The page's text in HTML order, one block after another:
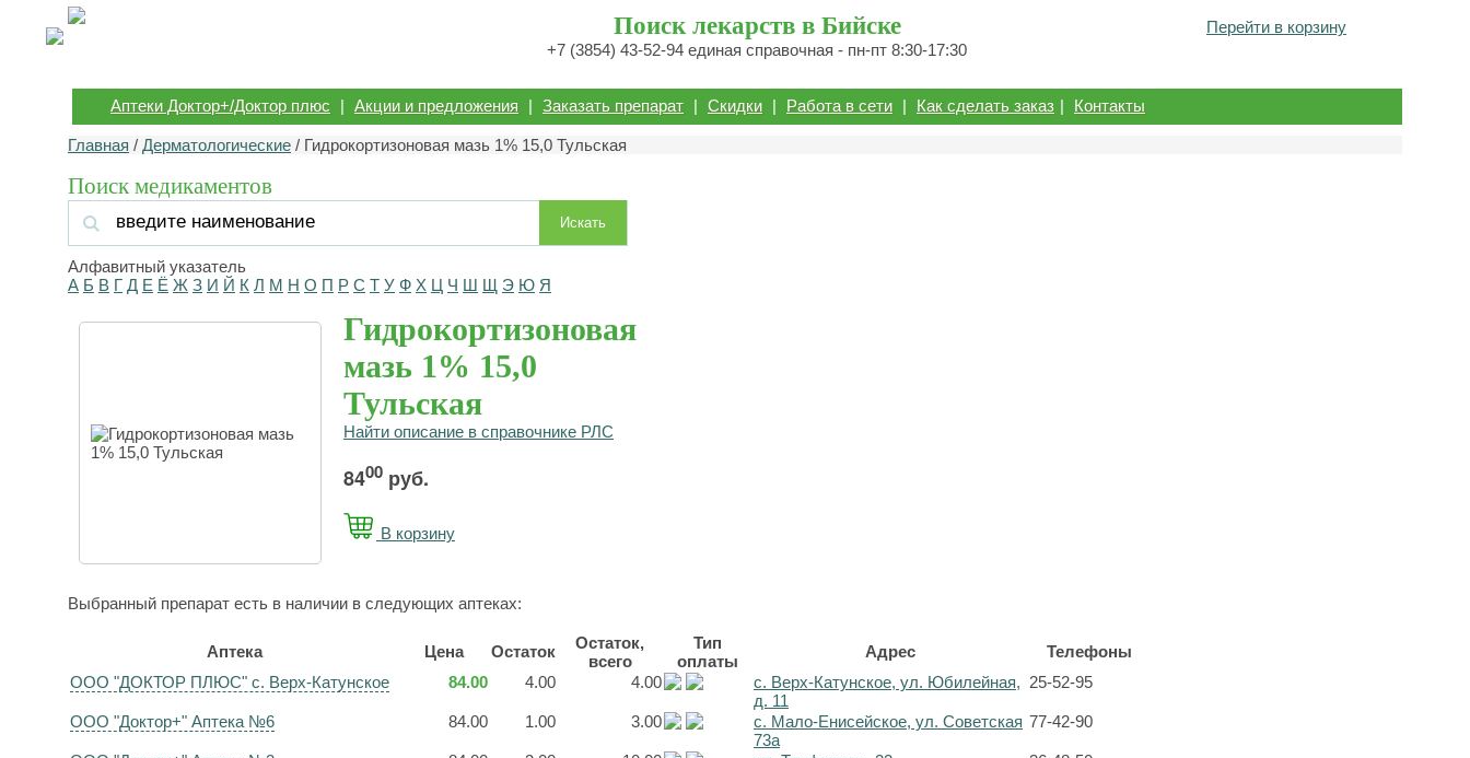
Поиск лекарств в Бийске
+7 (3854) 43-52-94 единая справочная - пн-пт 8:30-17:30
Перейти в корзину
Аптеки Доктор+/Доктор плюс | Акции и предложения | Заказать препарат | Скидки | Работа в сети | Как сделать заказ | Контакты
Главная / Дерматологические / Гидрокортизоновая мазь 1% 15,0 Тульская
Поиск медикаментов
Искать
Алфавитный указатель
А Б В Г Д Е Ё Ж З И Й К Л М Н О П Р С Т У Ф Х Ц Ч Ш Щ Э Ю Я
Гидрокортизоновая
мазь 1% 15,0
Тульская
Найти описание в справочнике РЛС
8400 руб.
В корзину
Выбранный препарат есть в наличии в следующих аптеках:
Аптека Цена Остаток
Остаток,
всего
Тип
оплаты
Адрес
Телефоны
ООО "ДОКТОР ПЛЮС" с. Верх-Катунское
84.00 4.00 4.00
с. Верх-Катунское, ул. Юбилейная,
д. 11
25-52-95
ООО "Доктор+" Аптека №6 84.00 1.00 3.00
с. Мало-Енисейское, ул. Советская
73а
77-42-90